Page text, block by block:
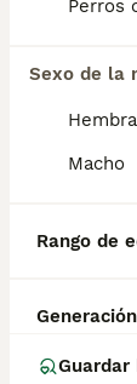
Perros
Sexo de la
Hembra
Macho
Rango de
Generación
Guardar
salud
de